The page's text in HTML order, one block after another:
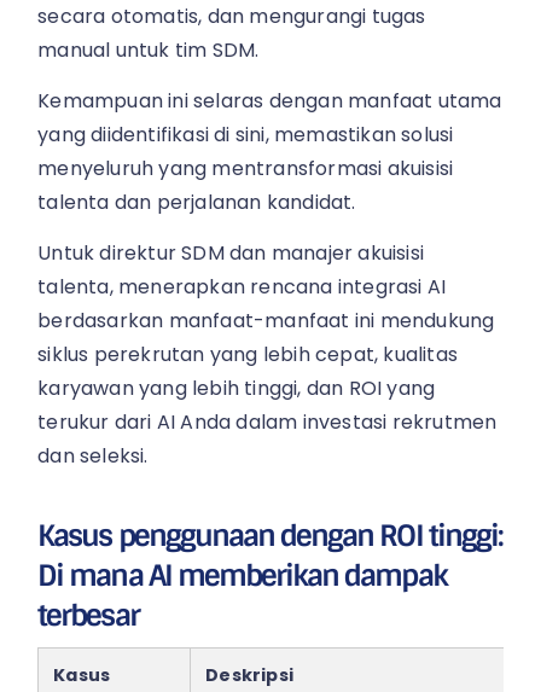
secara otomatis, dan mengurangi tugas
manual untuk tim SDM.
Kemampuan ini selaras dengan manfaat utama
yang diidentifikasi di sini, memastikan solusi
menyeluruh yang mentransformasi akuisisi
talenta dan perjalanan kandidat.
Untuk direktur SDM dan manajer akuisisi
talenta, menerapkan rencana integrasi AI
berdasarkan manfaat-manfaat ini mendukung
siklus perekrutan yang lebih cepat, kualitas
karyawan yang lebih tinggi, dan ROI yang
terukur dari AI Anda dalam investasi rekrutmen
dan seleksi.
Kasus penggunaan dengan ROI tinggi:
Di mana AI memberikan dampak
terbesar
Kasus
Deskripsi